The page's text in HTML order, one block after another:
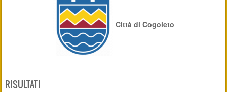
Città di Cogoleto
RISULTATI